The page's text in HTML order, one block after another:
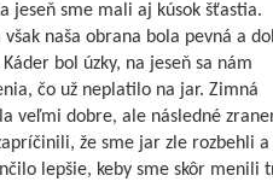
jeseň sme mali aj kúsok šťastia.
však naša obrana bola pevná a
bol úzky, na jeseň sa nám
čo už neplatilo na jar. Zimná
veľmi dobre, ale následné
že sme jar zle rozbehli
lepšie, keby sme skôr menili